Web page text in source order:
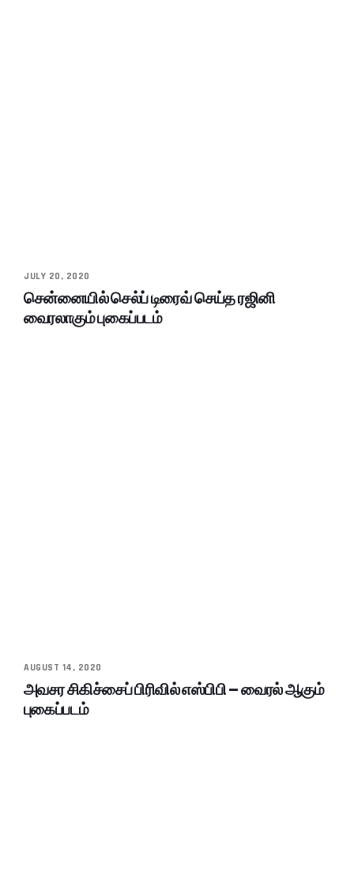
JULY 20, 2020
சென்னையில் செல்ப் டிரைவ் செய்த ரஜினி
வைரலாகும் புகைப்படம்
AUGUST 14, 2020
அவசர சிகிச்சைப் பிரிவில் எஸ்பிபி – வைரல் ஆகும்
புகைப்படம்